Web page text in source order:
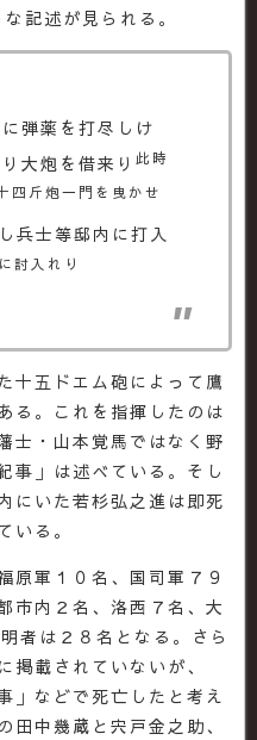
記述が見られる。
弾薬を打尽しけ
大炮を借来り 此時
四斤炮一門を曳かせ
兵士等邸内に打入
討入れり
十五ドエム砲によって鷹
る。これを指揮したのは
士・山本覚馬ではなく野
事」は述べている。そし
にいた若杉弘之進は即死
いる。
原軍１０名、国司軍７９
市内２名、洛西７名、大
者は２８名となる。さら
掲載されていないが、
」などで死亡したと考え
田中幾蔵と宍戸金之助、